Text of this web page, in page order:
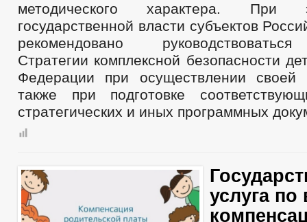
методического характера. При
государственной власти субъектов
рекомендовано
Стратегии комплексной безопасности
Федерации при осуществлении своей
также при подготовке
стратегических и иных программных
услуга по